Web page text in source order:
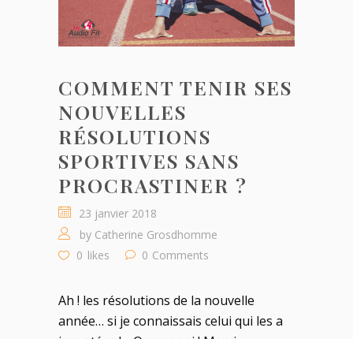
COMMENT TENIR SES
NOUVELLES
RÉSOLUTIONS
SPORTIVES SANS
PROCRASTINER ?
23 janvier 2018
by Catherine Grosdhomme
0 likes 0 Comments
Ah ! les résolutions de la nouvelle
année… si je connaissais celui qui les a